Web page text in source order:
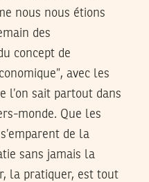
nous nous étions
des
concept de
avec les
l’on sait partout dans
monde. Que les
de la
sans jamais la
la pratiquer, est tout